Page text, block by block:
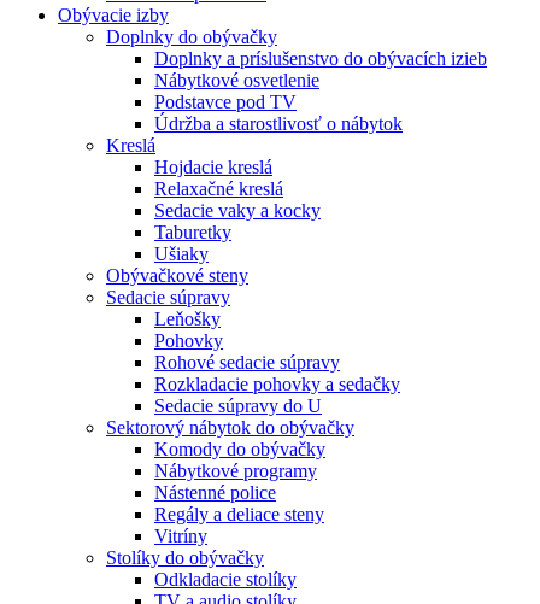
Obývacie izby
Doplnky do obývačky
Doplnky a príslušenstvo do obývacích izieb
Nábytkové osvetlenie
Podstavce pod TV
Údržba a starostlivosť o nábytok
Kreslá
Hojdacie kreslá
Relaxačné kreslá
Sedacie vaky a kocky
Taburetky
Ušiaky
Obývačkové steny
Sedacie súpravy
Leňošky
Pohovky
Rohové sedacie súpravy
Rozkladacie pohovky a sedačky
Sedacie súpravy do U
Sektorový nábytok do obývačky
Komody do obývačky
Nábytkové programy
Nástenné police
Regály a deliace steny
Vitríny
Stolíky do obývačky
Odkladacie stolíky